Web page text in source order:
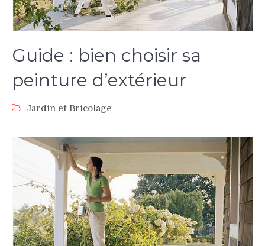
Guide : bien choisir sa
peinture d’extérieur
Jardin et Bricolage